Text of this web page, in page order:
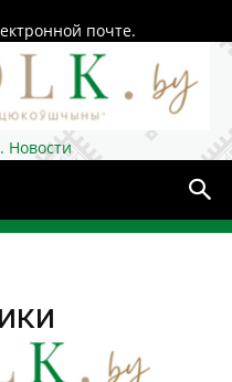
почте.
Новости
7